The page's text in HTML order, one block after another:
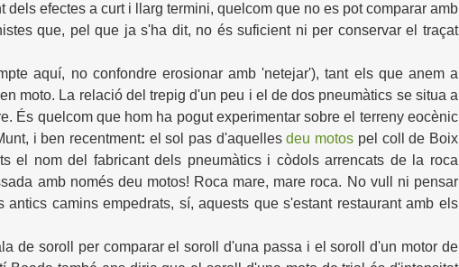
dels efectes a curt i llarg termini, quelcom que no es pot comparar amb
que, pel que ja s'ha dit, no és suficient ni per conservar el traçat
aquí, no confondre erosionar amb 'netejar'), tant els que anem a
moto. La relació del trepig d'un peu i el de dos pneumàtics se situa a
És quelcom que hom ha pogut experimentar sobre el terreny eocènic
i ben recentment: el sol pas d'aquellesdeu motos pel coll de Boix
el nom del fabricant dels pneumàtics i còdols arrencats de la roca
amb només deu motos! Roca mare, mare roca. No vull ni pensar
antics camins empedrats, sí, aquests que s'estant restaurant amb els
de soroll per comparar el soroll d'una passa i el soroll d'un motor de